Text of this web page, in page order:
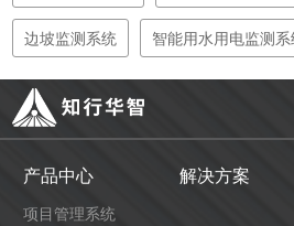
边坡监测系统 智能用水用电监测
产品中心
项目管理系统
解决方案